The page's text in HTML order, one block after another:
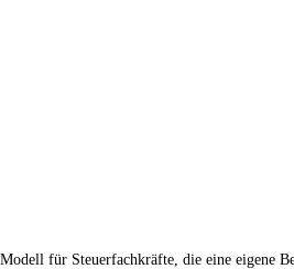
für Steuerfachkräfte, die eine eigene